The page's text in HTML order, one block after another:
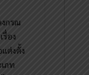
กรณ
อง
ต่งตั้ง
ภท